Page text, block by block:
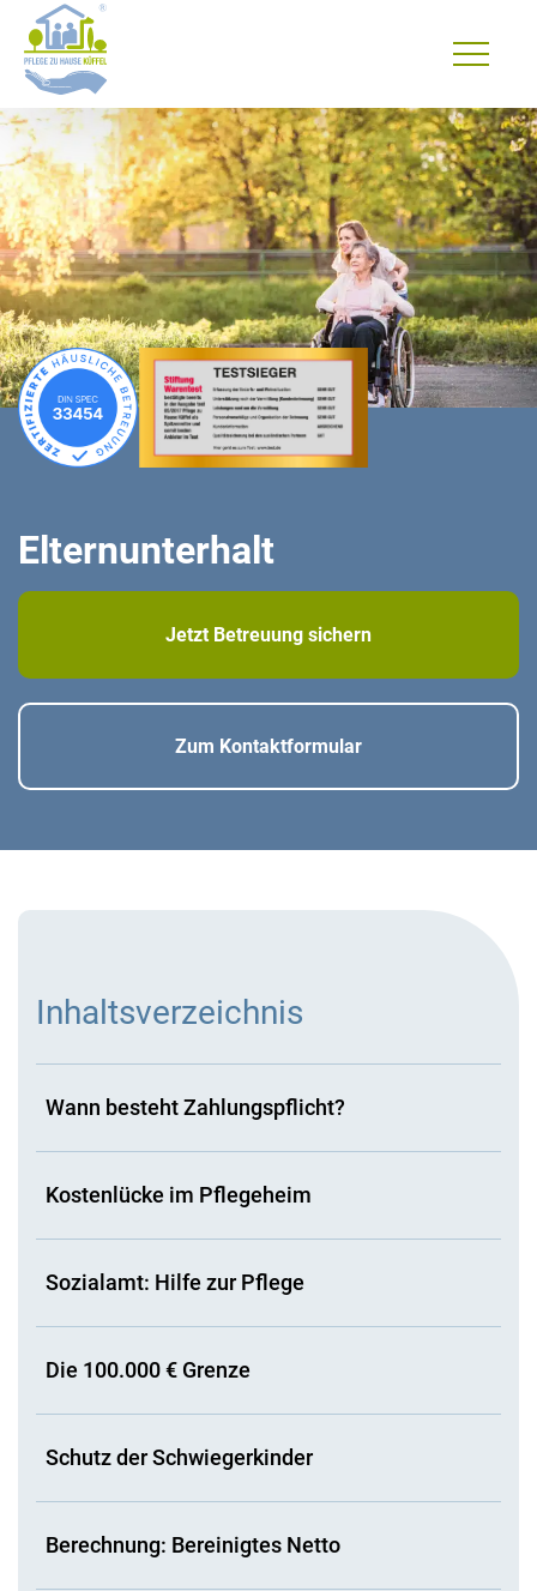
Primary
Elternunterhalt
Jetzt Betreuung sichern
Zum Kontaktformular
Inhaltsverzeichnis
Wann besteht Zahlungspflicht?
Kostenlücke im Pflegeheim
Sozialamt: Hilfe zur Pflege
Die 100.000 € Grenze
Schutz der Schwiegerkinder
Berechnung: Bereinigtes Netto